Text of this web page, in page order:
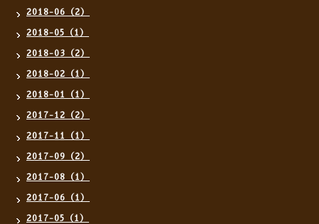
2018-06（2）
2018-05（1）
2018-03（2）
2018-02（1）
2018-01（1）
2017-12（2）
2017-11（1）
2017-09（2）
2017-08（1）
2017-06（1）
2017-05（1）